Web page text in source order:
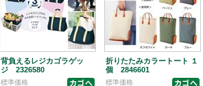
背負えるレジカゴラゲッ
ジ 2326580
標準価格
折りたたみカラートート １
個 2846601
標準価格